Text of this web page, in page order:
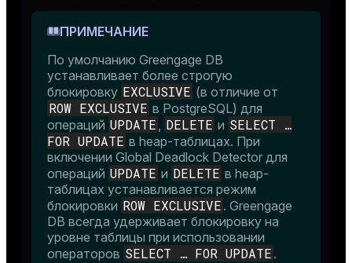
ПРИМЕЧАНИЕ
По умолчанию Greengage DB
устанавливает более строгую
блокировку EXCLUSIVE (в отличие от
ROW EXCLUSIVE в PostgreSQL) для
операций UPDATE , DELETE и SELECT …​
FOR UPDATE в heap-таблицах. При
включении Global Deadlock Detector для
операций UPDATE и DELETE в heap-
таблицах устанавливается режим
блокировки ROW EXCLUSIVE . Greengage
DB всегда удерживает блокировку на
уровне таблицы при использовании
операторов SELECT …​ FOR UPDATE .